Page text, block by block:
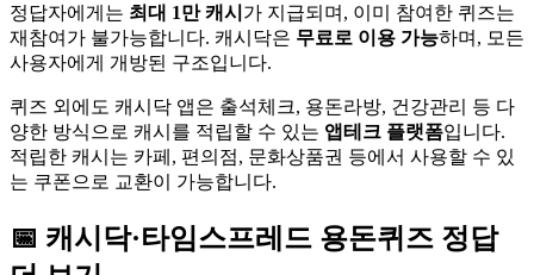
정답자에게는 최대 1만 캐시 가 지급되며, 이미 참여한 퀴즈는
재참여가 불가능합니다. 캐시닥은 무료로 이용 가능하며, 모든
사용자에게 개방된 구조입니다.
퀴즈 외에도 캐시닥 앱은 출석체크, 용돈라방, 건강관리 등 다
양한 방식으로 캐시를 적립할 수 있는 앱테크 플랫폼입니다.
적립한 캐시는 카페, 편의점, 문화상품권 등에서 사용할 수 있
는 쿠폰으로 교환이 가능합니다.
📅 캐시닥·타임스프레드 용돈퀴즈 정답